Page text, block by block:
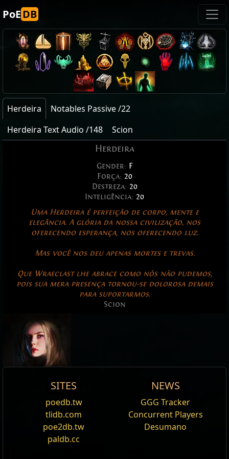
PoEDB
Herdeira
Notables Passive /22
Herdeira Text Audio /148
Scion
Herdeira
Gender: F
Força: 20
Destreza: 20
Inteligência: 20
Uma Herdeira é perfeição de corpo, mente e
elegância. A glória da nossa civilização, nos
oferecendo esperança, nos oferecendo luz.
Mas você nos deu apenas mortes e trevas.
Que Wraeclast lhe abrace como nós não pudemos,
pois sua mera presença tornou-se dolorosa demais
para suportarmos.
Scion
Caminho da Caçadora
Ascensão:
Vivíamos em mundos completamente opostos, mas o
Editar
Scion
The daughter of corrupt nobles, theScionwas exiled
Wraeclastfor killing her husband on their
SITES
poedb.tw
tlidb.com
poe2db.tw
paldb.cc
NEWS
GGG Tracker
Concurrent Players
Desumano